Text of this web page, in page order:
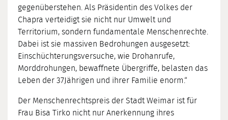
gegenüberstehen. Als Präsidentin des Volkes der
Chapra verteidigt sie nicht nur Umwelt und
Territorium, sondern fundamentale Menschenrechte.
Dabei ist sie massiven Bedrohungen ausgesetzt:
Einschüchterungsversuche, wie Drohanrufe,
Morddrohungen, bewaffnete Übergriffe, belasten das
Leben der 37Jährigen und ihrer Familie enorm.“
Der Menschenrechtspreis der Stadt Weimar ist für
Frau Bisa Tirko nicht nur Anerkennung ihres